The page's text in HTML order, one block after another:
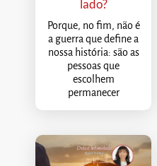
lado?
Porque, no fim, não é
a guerra que define a
nossa história: são as
pessoas que
escolhem
permanecer